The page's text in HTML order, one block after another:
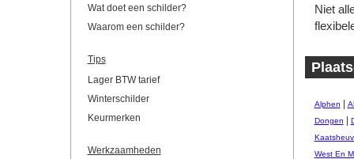
Wat doet een schilder?
Waarom een schilder?
Tips
Lager BTW tarief
Winterschilder
Keurmerken
Werkzaamheden
Niet
Alphen
Dongen
West En